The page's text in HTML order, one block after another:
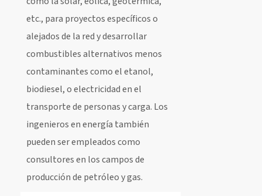
etc., para proyectos específicos o
alejados de la red y desarrollar
combustibles alternativos menos
contaminantes como el etanol,
biodiesel, o electricidad en el
transporte de personas y carga. Los
ingenieros en energía también
pueden ser empleados como
consultores en los campos de
producción de petróleo y gas.